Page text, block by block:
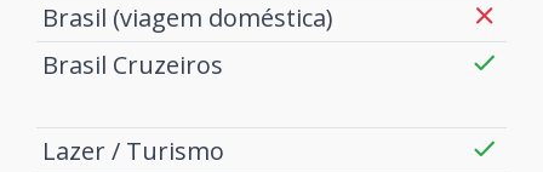
Brasil (viagem doméstica)
Brasil Cruzeiros
Lazer / Turismo